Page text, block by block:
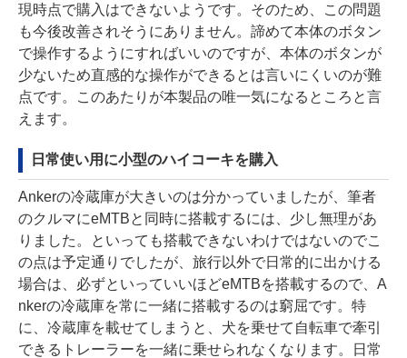
現時点で購入はできないようです。そのため、この問題
も今後改善されそうにありません。諦めて本体のボタン
で操作するようにすればいいのですが、本体のボタンが
少ないため直感的な操作ができるとは言いにくいのが難
点です。このあたりが本製品の唯一気になるところと言
えます。
日常使い用に小型のハイコーキを購入
Ankerの冷蔵庫が大きいのは分かっていましたが、筆者
のクルマにeMTBと同時に搭載するには、少し無理があ
りました。といっても搭載できないわけではないのでこ
の点は予定通りでしたが、旅行以外で日常的に出かける
場合は、必ずといっていいほどeMTBを搭載するので、A
nkerの冷蔵庫を常に一緒に搭載するのは窮屈です。特
に、冷蔵庫を載せてしまうと、犬を乗せて自転車で牽引
できるトレーラーを一緒に乗せられなくなります。日常